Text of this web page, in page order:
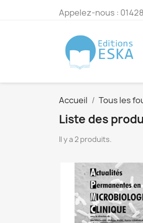
Appelez-nous :
Accueil Tous les
Liste des
Il y a 2 produits.